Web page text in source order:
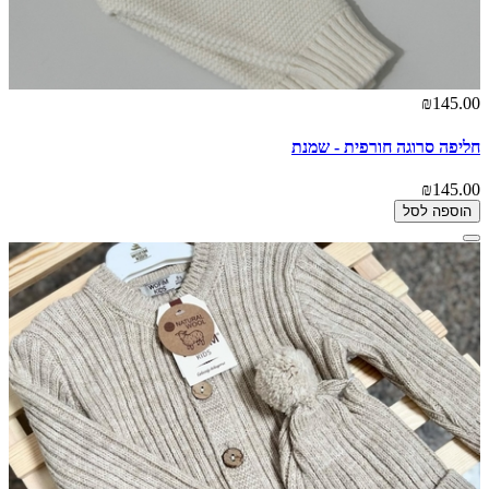
₪145.00
חליפה סרוגה חורפית - שמנת
₪145.00
הוספה לסל